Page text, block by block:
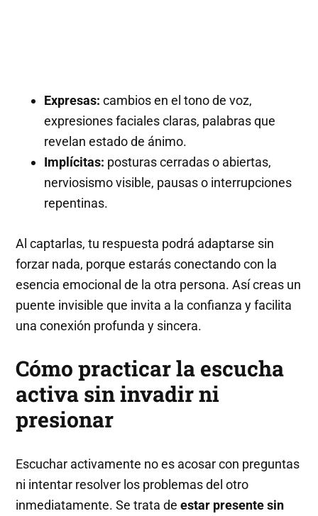
Expresas: cambios en el tono de voz,
expresiones faciales claras, palabras que
revelan estado de ánimo.
Implícitas: posturas cerradas o abiertas,
nerviosismo visible, pausas o interrupciones
repentinas.
Al captarlas, tu respuesta podrá adaptarse sin
forzar nada, porque estarás conectando con la
esencia emocional de la otra persona. Así creas un
puente invisible que invita a la confianza y facilita
una conexión profunda y sincera.
Cómo practicar la escucha
activa sin invadir ni
presionar
Escuchar activamente no es acosar con preguntas
ni intentar resolver los problemas del otro
inmediatamente. Se trata deestar presente sin